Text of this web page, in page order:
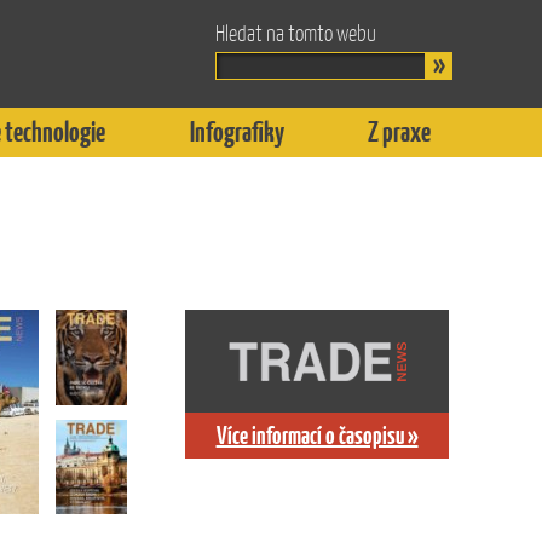
Hledat na tomto webu
technologie Infografiky Z praxe
Více informací o časopisu »